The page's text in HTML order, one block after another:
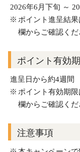
2026年6月下旬 ～
ポイント進呈結
欄からご確認くだ
ポイント有効
進呈日から約4週間
ポイント有効期
欄からご確認くだ
注意事項